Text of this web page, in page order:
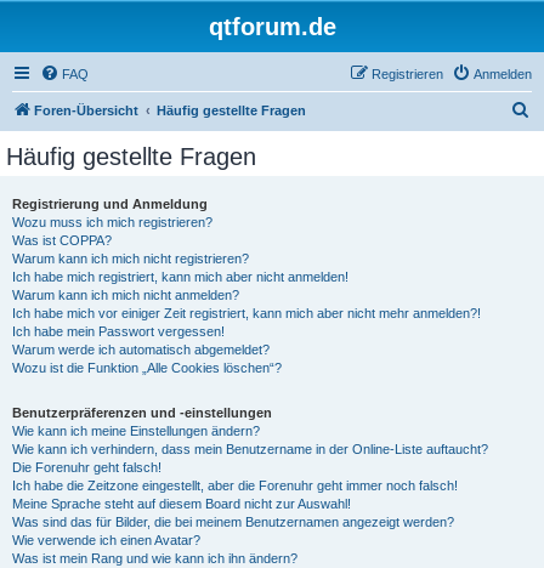
qtforum.de
FAQ Anmelden
Registrieren
Foren-Übersicht Häufig gestellte Fragen
Häufig gestellte Fragen
Registrierung und Anmeldung
Wozu muss ich mich registrieren?
Was ist COPPA?
Warum kann ich mich nicht registrieren?
Ich habe mich registriert, kann mich aber nicht anmelden!
Warum kann ich mich nicht anmelden?
Ich habe mich vor einiger Zeit registriert, kann mich aber nicht mehr anmelden?!
Ich habe mein Passwort vergessen!
Warum werde ich automatisch abgemeldet?
Wozu ist die Funktion „Alle Cookies löschen“?
Benutzerpräferenzen und -einstellungen
Wie kann ich meine Einstellungen ändern?
Wie kann ich verhindern, dass mein Benutzername in der Online-Liste auftaucht?
Die Forenuhr geht falsch!
Ich habe die Zeitzone eingestellt, aber die Forenuhr geht immer noch falsch!
Meine Sprache steht auf diesem Board nicht zur Auswahl!
Was sind das für Bilder, die bei meinem Benutzernamen angezeigt werden?
Wie verwende ich einen Avatar?
Was ist mein Rang und wie kann ich ihn ändern?